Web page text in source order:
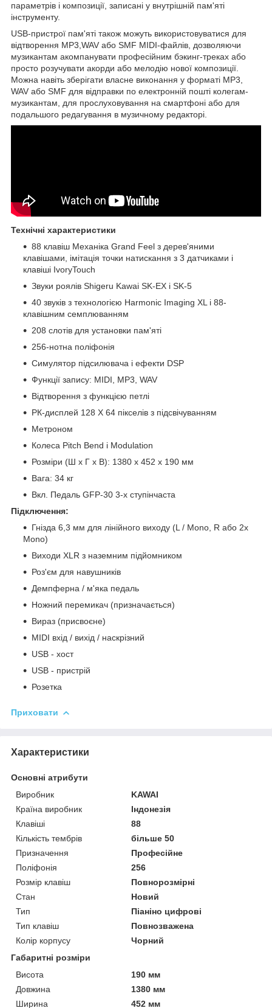
параметрів і композиції, записані у внутрішній пам'яті
інструменту.
USB-пристрої пам'яті також можуть використовуватися для
відтворення MP3,WAV або SMF MIDI-файлів, дозволяючи
музикантам акомпанувати професійним бэкинг-треках або
просто розучувати акорди або мелодію нової композиції.
Можна навіть зберігати власне виконання у форматі MP3,
WAV або SMF для відправки по електронній пошті колегам-
музикантам, для прослуховування на смартфоні або для
подальшого редагування в музичному редакторі.
Технічні характеристики
88 клавіш Механіка Grand Feel з дерев'яними
клавішами, імітація точки натискання з 3 датчиками і
клавіші IvoryTouch
Звуки роялів Shigeru Kawai SK-EX і SK-5
40 звуків з технологією Harmonic Imaging XL і 88-
клавішним семплюванням
208 слотів для установки пам'яті
256-нотна поліфонія
Симулятор підсилювача і ефекти DSP
Функції запису: MIDI, MP3, WAV
Відтворення з функцією петлі
РК-дисплей 128 X 64 пікселів з підсвічуванням
Метроном
Колеса Pitch Bend і Modulation
Розміри (Ш x Г x В): 1380 x 452 x 190 мм
Вага: 34 кг
Вкл. Педаль GFP-30 3-х ступінчаста
Підключення:
Гнізда 6,3 мм для лінійного виходу (L / Mono, R або 2x
Mono)
Виходи XLR з наземним підйомником
Роз'єм для навушників
Демпферна / м'яка педаль
Ножний перемикач (призначається)
Вираз (присвоєне)
MIDI вхід / вихід / наскрізний
USB - хост
USB - пристрій
Розетка
Приховати
Характеристики
Основні атрибути
Виробник
KAWAI
Країна виробник
Індонезія
Клавіші
88
Кількість тембрів
більше 50
Призначення
Професійне
Поліфонія
256
Розмір клавіш
Повнорозмірні
Стан
Новий
Тип
Піаніно цифрові
Тип клавіш
Повнозважена
Колір корпусу
Чорний
Габаритні розміри
Висота
190 мм
Довжина
1380 мм
Ширина
452 мм